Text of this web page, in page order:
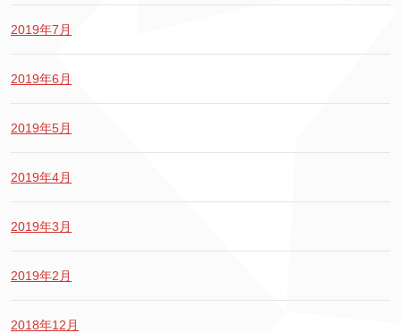
2019年7月
2019年6月
2019年5月
2019年4月
2019年3月
2019年2月
2018年12月